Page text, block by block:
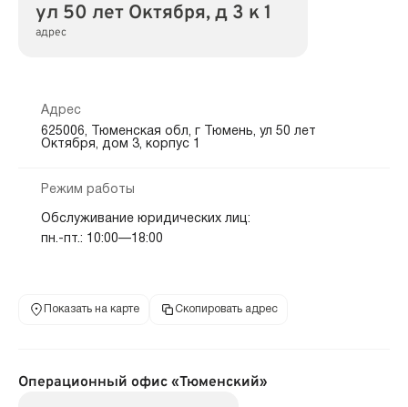
ул 50 лет Октября, д 3 к 1
адрес
Адрес
625006, Тюменская обл, г Тюмень, ул 50 лет
Октября, дом 3, корпус 1
Режим работы
Обслуживание юридических лиц:
пн.-пт.: 10:00—18:00
Показать на карте Скопировать адрес
Операционный офис «Тюменский»